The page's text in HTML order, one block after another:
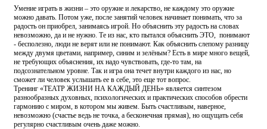
Умение играть в жизни – это оружие и лекарство, не каждому это оружие
можно давать. Потом уже, после занятий человек начинает понимать, что за
радость он приобрел, занимаясь игрой. Но объяснить эту радость на словах
невозможно, да и не нужно. Те из нас, кто пытался объяснить ЭТО, понимают
- бесполезно, люди не верят или не понимают. Как объяснить слепому разницу
между двумя цветами, например, синим и зелёным? Есть в мире много вещей,
не требующих объяснения, их надо чувствовать, где-то там, на
подсознательном уровне. Так и игра она течет внутри каждого из нас, но
сможет ли человек услышать ее в себе, это еще тот вопрос.
Тренинг «ТЕАТР ЖИЗНИ НА КАЖДЫЙ ДЕНЬ» является синтезом
разнообразных духовных, психологических и практических способов обрести
гармонию с миром, в котором мы живем. Быть счастливым, наверное,
невозможно (счастье ведь не точка, а бесконечная прямая), но ощущать себя
регулярно счастливым очень даже можно.